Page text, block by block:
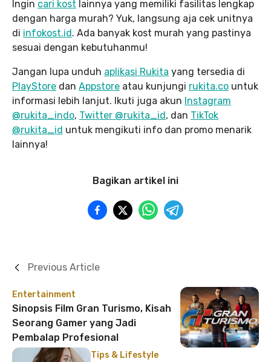
Ingin cari kost lainnya yang memiliki fasilitas lengkap
dengan harga murah? Yuk, langsung aja cek unitnya
di infokost.id. Ada banyak kost murah yang pastinya
sesuai dengan kebutuhanmu!
Jangan lupa unduh aplikasi Rukita yang tersedia di
PlayStore dan Appstore atau kunjungi rukita.co untuk
informasi lebih lanjut. Ikuti juga akun Instagram
@rukita_indo, Twitter @rukita_id, dan TikTok
@rukita_id untuk mengikuti info dan promo menarik
lainnya!
Bagikan artikel ini
Entertainment
Sinopsis Film Gran Turismo, Kisah
Seorang Gamer yang Jadi
Pembalap Profesional
Previous Article
Tips & Lifestyle